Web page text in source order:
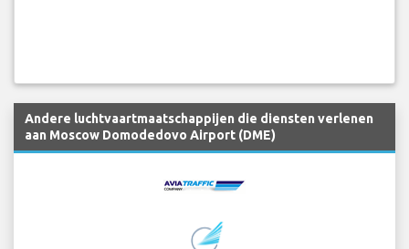
Andere luchtvaartmaatschappijen die diensten verlenen
aan Moscow Domodedovo Airport (DME)